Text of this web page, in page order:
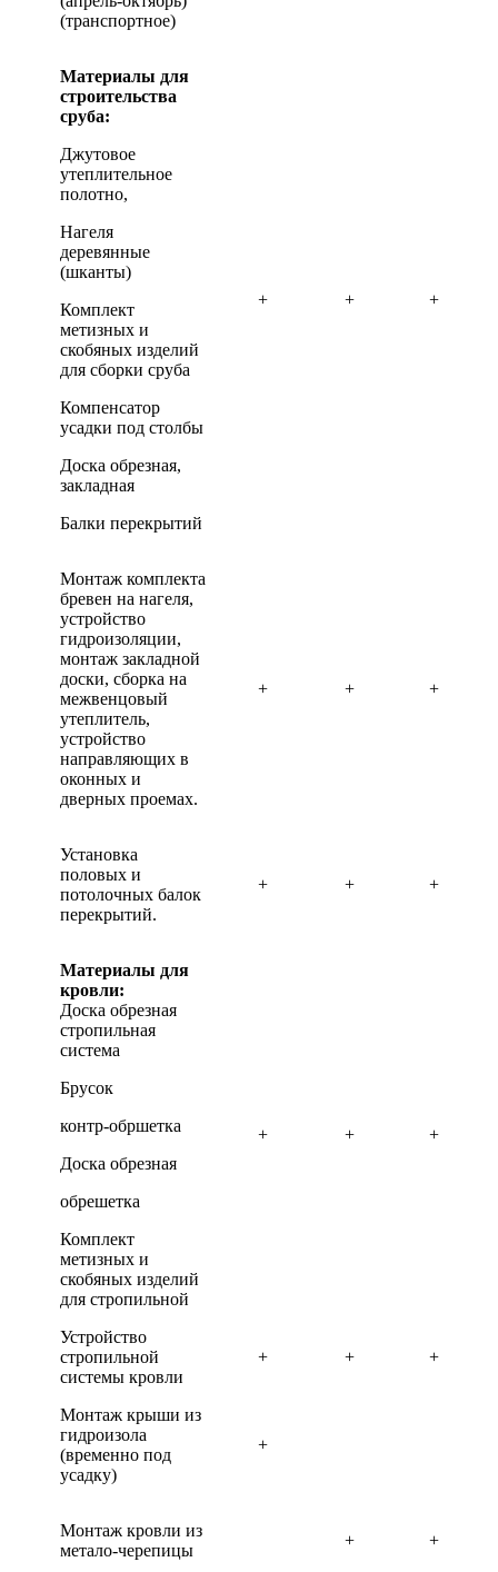
(транспортное)
Материалы для
строительства
сруба:
Джутовое
утеплительное
полотно,
Нагеля
деревянные
(шканты)
Комплект
метизных и
скобяных изделий
для сборки сруба
Компенсатор
усадки под столбы
Доска обрезная,
закладная
Балки перекрытий
+ + +
Монтаж комплекта
бревен на нагеля,
устройство
гидроизоляции,
монтаж закладной
доски, сборка на
межвенцовый
утеплитель,
устройство
направляющих в
оконных и
дверных проемах.
+ + +
Установка
половых и
потолочных балок
перекрытий.
+ + +
Материалы для
кровли:
Доска обрезная
стропильная
система
Брусок
контр-обршетка
Доска обрезная
обрешетка
Комплект
метизных и
скобяных изделий
для стропильной
+ + +
Устройство
стропильной
системы кровли
+ + +
Монтаж крыши из
гидроизола
(временно под
усадку)
+
Монтаж кровли из
метало-черепицы
+ +